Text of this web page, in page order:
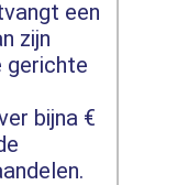
een
zijn
gerichte
bijna €